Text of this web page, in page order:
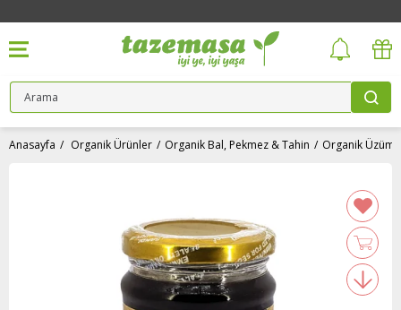
Anasayfa Organik Ürünler Organik Bal, Pekmez & Tahin